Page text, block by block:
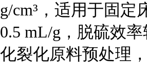
g/cm³，适用于固定
0.5 mL/g，脱硫效
化裂化原料预处理